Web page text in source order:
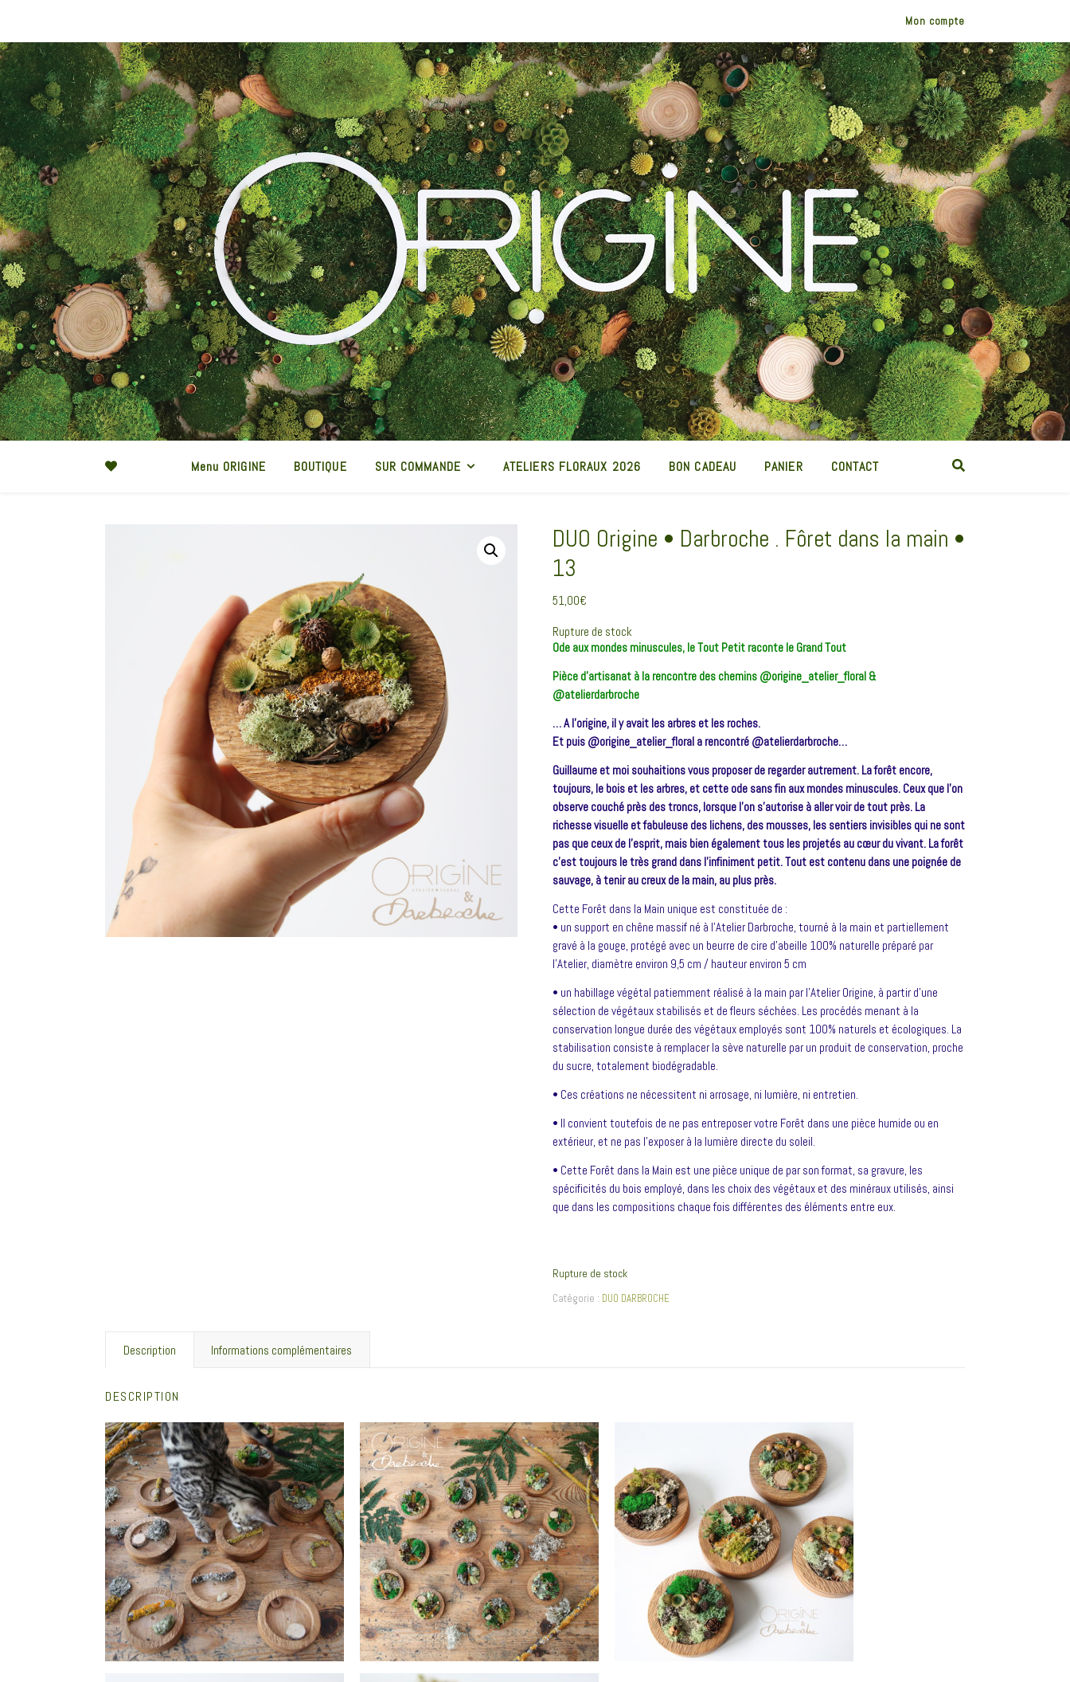
Mon compte
Menu ORIGINE BOUTIQUE SUR COMMANDE ATELIERS FLORAUX 2026 BON CADEAU PANIER CONTACT
DUO Origine • Darbroche . Fôret dans la main •
13
51,00€
Rupture de stock
Ode aux mondes minuscules, le Tout Petit raconte le Grand Tout
Pièce d’artisanat à la rencontre des chemins @origine_atelier_floral &
@atelierdarbroche
… A l’origine, il y avait les arbres et les roches.
Et puis @origine_atelier_floral a rencontré @atelierdarbroche…
Guillaume et moi souhaitions vous proposer de regarder autrement. La forêt encore,
toujours, le bois et les arbres, et cette ode sans fin aux mondes minuscules. Ceux que l’on
observe couché près des troncs, lorsque l’on s’autorise à aller voir de tout près. La
richesse visuelle et fabuleuse des lichens, des mousses, les sentiers invisibles qui ne sont
pas que ceux de l’esprit, mais bien également tous les projetés au cœur du vivant. La forêt
c’est toujours le très grand dans l’infiniment petit. Tout est contenu dans une poignée de
sauvage, à tenir au creux de la main, au plus près.
Cette Forêt dans la Main unique est constituée de :
• un support en chêne massif né à l’Atelier Darbroche, tourné à la main et partiellement
gravé à la gouge, protégé avec un beurre de cire d’abeille 100% naturelle préparé par
l’Atelier, diamètre environ 9,5 cm / hauteur environ 5 cm
• un habillage végétal patiemment réalisé à la main par l’Atelier Origine, à partir d’une
sélection de végétaux stabilisés et de fleurs séchées. Les procédés menant à la
conservation longue durée des végétaux employés sont 100% naturels et écologiques. La
stabilisation consiste à remplacer la sève naturelle par un produit de conservation, proche
du sucre, totalement biodégradable.
• Ces créations ne nécessitent ni arrosage, ni lumière, ni entretien.
• Il convient toutefois de ne pas entreposer votre Forêt dans une pièce humide ou en
extérieur, et ne pas l’exposer à la lumière directe du soleil.
• Cette Forêt dans la Main est une pièce unique de par son format, sa gravure, les
spécificités du bois employé, dans les choix des végétaux et des minéraux utilisés, ainsi
que dans les compositions chaque fois différentes des éléments entre eux.
Rupture de stock
Catégorie : DUO DARBROCHE
Description Informations complémentaires
DESCRIPTION